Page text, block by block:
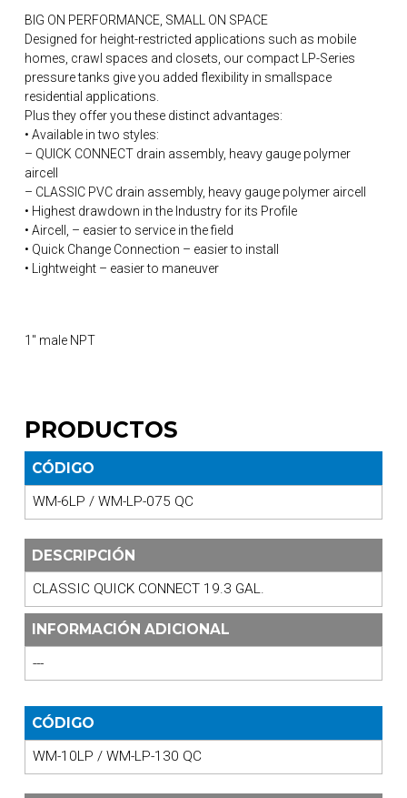
BIG ON PERFORMANCE, SMALL ON SPACE
Designed for height-restricted applications such as mobile
homes, crawl spaces and closets, our compact LP-Series
pressure tanks give you added flexibility in smallspace
residential applications.
Plus they offer you these distinct advantages:
• Available in two styles:
– QUICK CONNECT drain assembly, heavy gauge polymer
aircell
– CLASSIC PVC drain assembly, heavy gauge polymer aircell
• Highest drawdown in the Industry for its Profile
• Aircell, – easier to service in the field
• Quick Change Connection – easier to install
• Lightweight – easier to maneuver
1″ male NPT
PRODUCTOS
CÓDIGO
WM-6LP / WM-LP-075 QC
DESCRIPCIÓN
CLASSIC QUICK CONNECT 19.3 GAL.
INFORMACIÓN ADICIONAL
---
CÓDIGO
WM-10LP / WM-LP-130 QC